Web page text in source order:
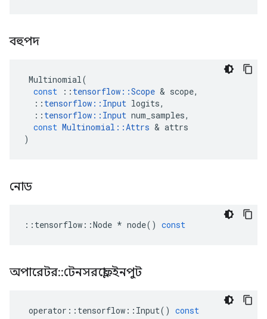
বহুপদ
Multinomial(
const
:: tensorflow ::Scope & scope,
:: tensorflow :: Input logits,
:: tensorflow :: Input num_samples,
const Multinomial ::Attrs & attrs
)
নোড
:: tensorflow ::Node * node() const
অপারেটর::টেনসরফ্লো::ইনপুট
operator :: tensorflow :: Input() const